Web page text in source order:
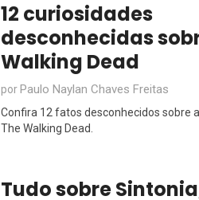
12 curiosidades
desconhecidas
Walking Dead
porPaulo Naylan Chaves Freitas
Confira 12 fatos desconhecidos sobre
The Walking Dead.
Tudo sobre